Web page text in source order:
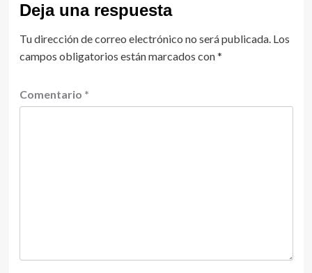
Deja una respuesta
Tu dirección de correo electrónico no será publicada. Los
campos obligatorios están marcados con*
Comentario *